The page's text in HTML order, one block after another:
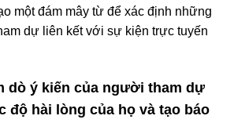
một đám mây từ để xác định những
dự liên kết với sự kiện trực tuyến
dò ý kiến của người tham dự
độ hài lòng của họ và tạo báo